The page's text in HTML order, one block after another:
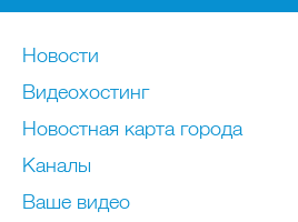
Новости
Видеохостинг
Новостная карта города
Каналы
Ваше видео